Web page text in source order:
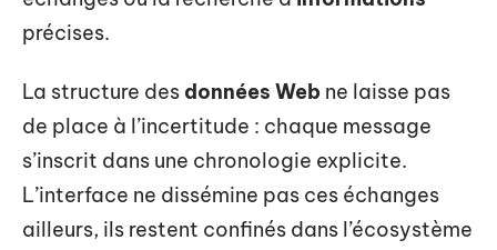
précises.
La structure des données Web ne laisse pas
de place à l’incertitude : chaque message
s’inscrit dans une chronologie explicite.
L’interface ne dissémine pas ces échanges
ailleurs, ils restent confinés dans l’écosystème